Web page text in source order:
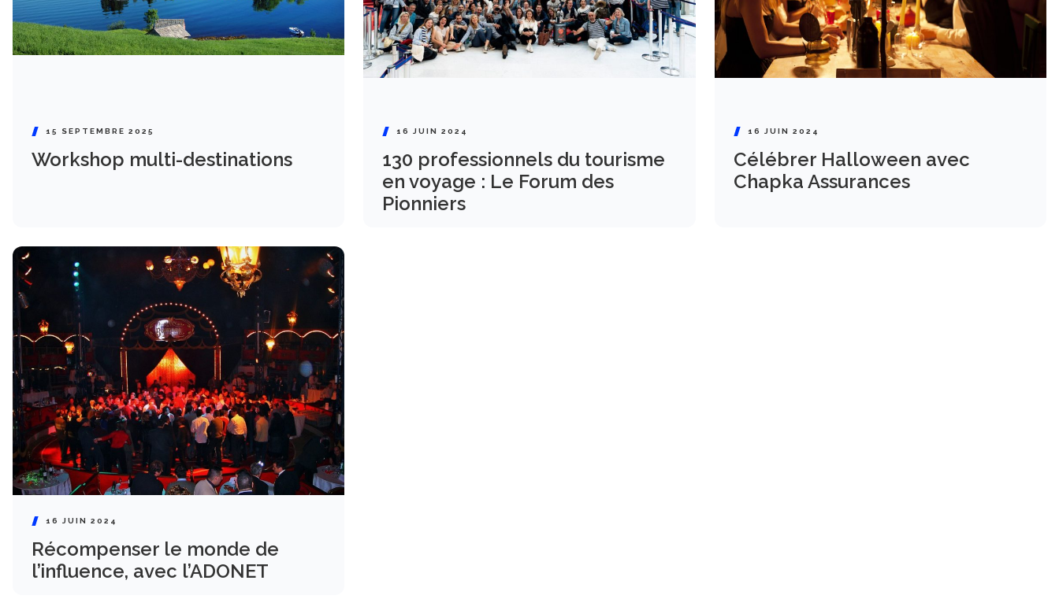
15 SEPTEMBRE 2025
Workshop multi-destinations
16 JUIN 2024
130 professionnels du tourisme
en voyage : Le Forum des
Pionniers
16 JUIN 2024
Célébrer Halloween avec
Chapka Assurances
16 JUIN 2024
Récompenser le monde de
l’influence, avec l’ADONET